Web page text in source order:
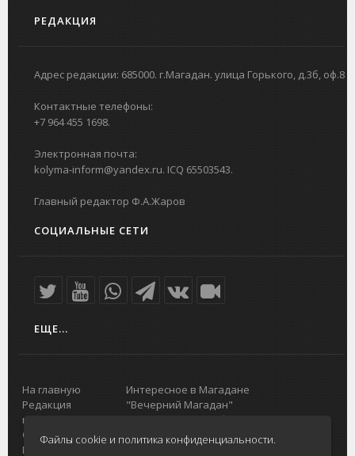
РЕДАКЦИЯ
Адрес редакции: 685000. г.Магадан. улица Горького, д.3б, оф.8
Контактные телефоны:
+7 964 455 1698.
Электронная почта:
kolyma-inform@yandex.ru. ICQ 65503543.
Главный редактор Ф.А.Жаров
СОЦИАЛЬНЫЕ СЕТИ
ЕЩЕ...
На главную
Редакция
портала
О проекте
Реклама на
Интересное в Магадане
"Вечерний Магадан"
Городская доска объявлений
Реклама
Главный туристический портал
Файлы cookie и политика конфиденциальности.